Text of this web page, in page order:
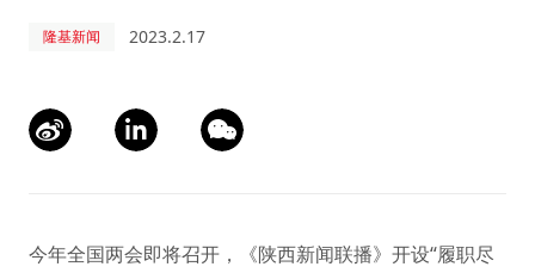
隆基新闻 2023.2.17
今年全国两会即将召开，《陕西新闻联播》开设“履职尽